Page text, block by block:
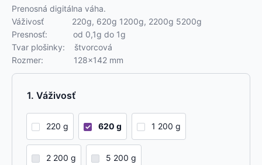
Prenosná digitálna váha.
Váživosť 220g, 620g 1200g, 2200g 5200g
Presnosť: od 0,1g do 1g
Tvar plošinky: štvorcová
Rozmer: 128×142 mm
Váživosť
220 g 620 g 1 200 g
2 200 g 5 200 g